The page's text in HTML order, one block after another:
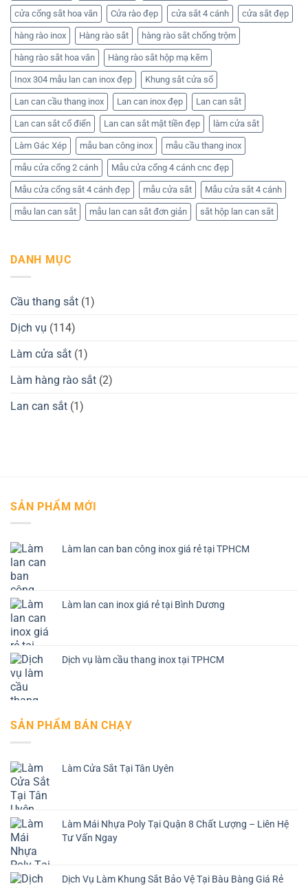
giá
cửa cổng sắt hoa văn Cửa rào đẹp cửa sắt 4 cánh cửa sắt đẹp
hàng rào inox Hàng rào sắt hàng rào sắt chống trộm
hàng rào sắt hoa văn Hàng rào sắt hộp mạ kẽm
Inox 304 mẫu lan can inox đẹp Khung sắt cửa sổ
Lan can cầu thang inox Lan can inox đẹp Lan can sắt
Lan can sắt cổ điển Lan can sắt mặt tiền đẹp làm cửa sắt
Làm Gác Xép mẫu ban công inox mẫu cầu thang inox
mẫu cửa cổng 2 cánh Mẫu cửa cổng 4 cánh cnc đẹp
Mẫu cửa cổng sắt 4 cánh đẹp mẫu cửa sắt Mẫu cửa sắt 4 cánh
mẫu lan can sắt mẫu lan can sắt đơn giản sắt hộp lan can sắt
DANH MỤC
Cầu thang sắt (1)
Dịch vụ (114)
Làm cửa sắt (1)
Làm hàng rào sắt (2)
Lan can sắt (1)
SẢN PHẨM MỚI
Làm lan can ban công inox giá rẻ tại TPHCM
Làm lan can inox giá rẻ tại Bình Dương
Dịch vụ làm cầu thang inox tại TPHCM
SẢN PHẨM BÁN CHẠY
Làm Cửa Sắt Tại Tân Uyên
Làm Mái Nhựa Poly Tại Quận 8 Chất Lượng – Liên Hệ
Tư Vấn Ngay
Dịch Vụ Làm Khung Sắt Bảo Vệ Tại Bàu Bàng Giá Rẻ